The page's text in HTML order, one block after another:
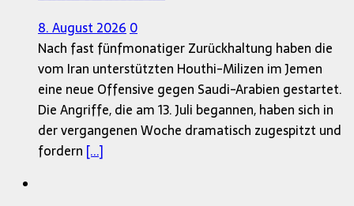
8. August 2026 0
Nach fast fünfmonatiger Zurückhaltung haben die
vom Iran unterstützten Houthi-Milizen im Jemen
eine neue Offensive gegen Saudi-Arabien gestartet.
Die Angriffe, die am 13. Juli begannen, haben sich in
der vergangenen Woche dramatisch zugespitzt und
fordern [...]